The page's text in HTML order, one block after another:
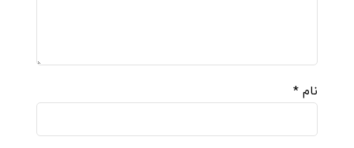
نام *